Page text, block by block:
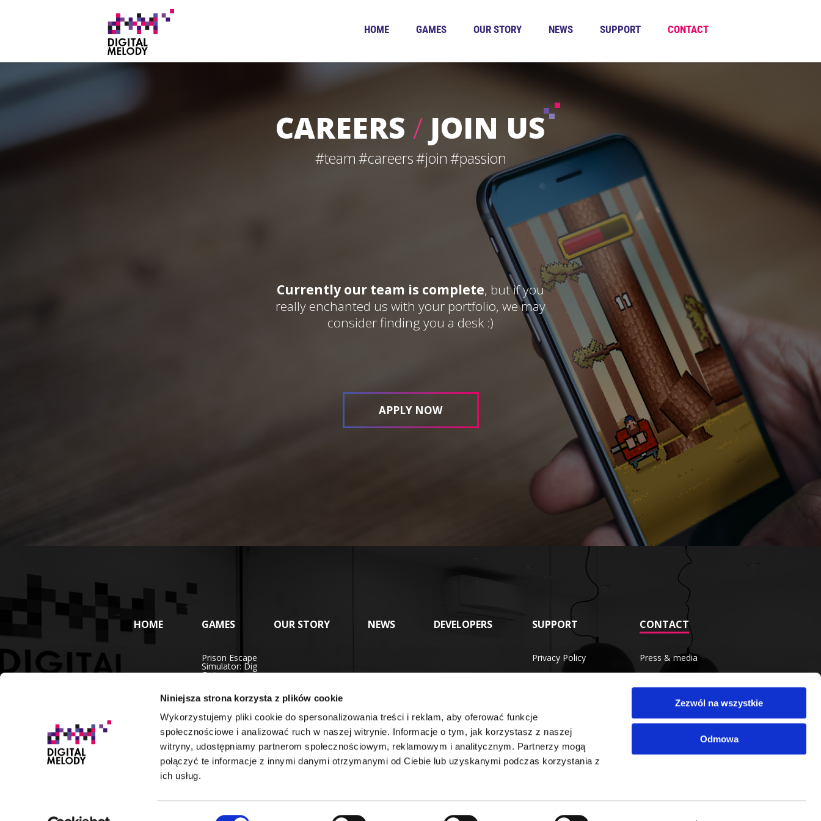
Niniejsza strona korzysta z plików cookie
Wykorzystujemy pliki cookie do spersonalizowania treści i reklam, aby oferować funkcje
społecznościowe i analizować ruch w naszej witrynie. Informacje o tym, jak korzystasz z naszej
witryny, udostępniamy partnerom społecznościowym, reklamowym i analitycznym. Partnerzy mogą
połączyć te informacje z innymi danymi otrzymanymi od Ciebie lub uzyskanymi podczas korzystania z
ich usług.
Zezwól na wszystkie
Odmowa
HOME GAMES OUR STORY NEWS SUPPORT CONTACT
CAREERS / JOIN US
#team#careers#join#passion
Currently our team is complete, but if you
really enchanted us with your portfolio, we may
consider finding you a desk :)
APPLY NOW
HOME GAMES
Prison Escape
Simulator: Dig
Out
Car Mechanic
Timberman 2 -
VS Battle
more
OUR STORY NEWS DEVELOPERS SUPPORT
Privacy Policy
CONTACT
Press & media